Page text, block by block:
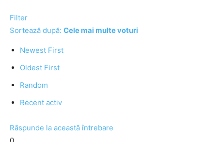
Filter
Sortează după: Cele mai multe voturi
Newest First
Oldest First
Random
Recent activ
Răspunde la această întrebare